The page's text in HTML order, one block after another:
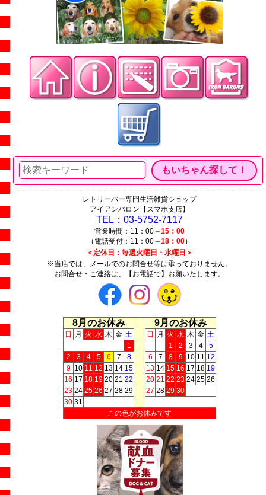
レトリーバー専門生活雑貨ショップ
アイアンバロン【スマホ支店】
TEL：03-5752-7117
営業時間：11：00～15：00
（電話受付：11：00～18：00）
＜定休日：毎週火曜日・水曜日＞
※当店では、メールでのお問合せ等は承っておりません。
お問合せ・ご連絡は、【お電話で】お願いたします。
8月のお休み 9月のお休み
日 月 火 水 木 金 土 日 月 火 水 木 金 土
1
1 2 3 4
5
2
3 4 5 6 7 8 6 7 8 9 10 11 12
9 10 11 12 13 14 15 13 14 15 16 17 18 19
16 17 18 19 20 21 22 20 21 22 23 24 25 26
23 24 25 26 27 28 29 27 28 29 30
30 31
この色がお休みです